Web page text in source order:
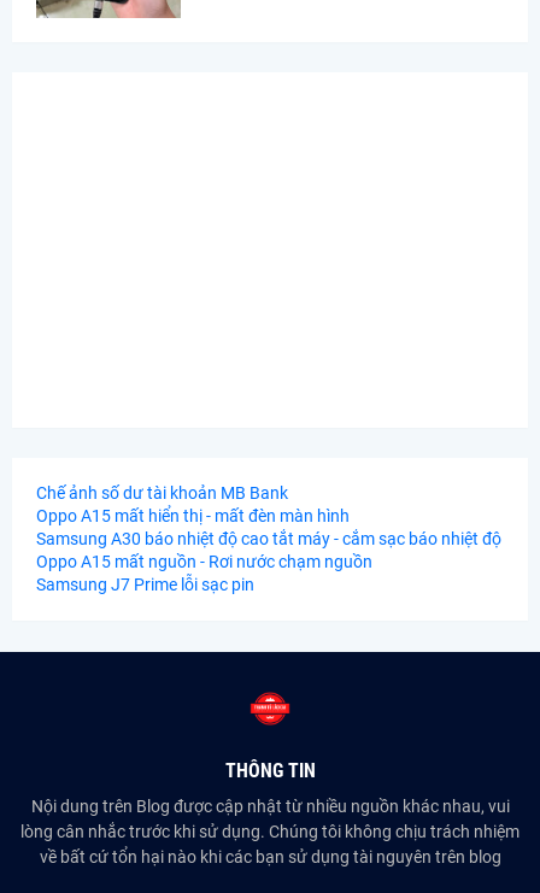
Chế ảnh số dư tài khoản MB Bank
Oppo A15 mất hiển thị - mất đèn màn hình
Samsung A30 báo nhiệt độ cao tắt máy - cắm sạc báo nhiệt độ
Oppo A15 mất nguồn - Rơi nước chạm nguồn
Samsung J7 Prime lỗi sạc pin
THÔNG TIN
Nội dung trên Blog được cập nhật từ nhiều nguồn khác nhau, vui
lòng cân nhắc trước khi sử dụng. Chúng tôi không chịu trách nhiệm
về bất cứ tổn hại nào khi các bạn sử dụng tài nguyên trên blog